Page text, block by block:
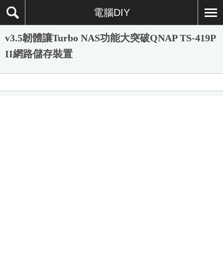
電腦DIY
v3.5韌體讓Turbo NAS功能大突破QNAP TS-419P
II網路儲存裝置